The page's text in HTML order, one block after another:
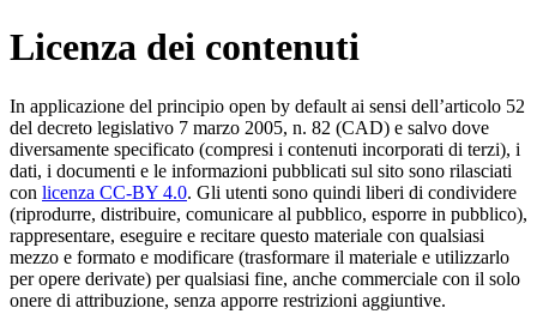
Licenza dei contenuti
In applicazione del principio open by default ai sensi dell’articolo 52
del decreto legislativo 7 marzo 2005, n. 82 (CAD) e salvo dove
diversamente specificato (compresi i contenuti incorporati di terzi), i
dati, i documenti e le informazioni pubblicati sul sito sono rilasciati
con licenza CC-BY 4.0. Gli utenti sono quindi liberi di condividere
(riprodurre, distribuire, comunicare al pubblico, esporre in pubblico),
rappresentare, eseguire e recitare questo materiale con qualsiasi
mezzo e formato e modificare (trasformare il materiale e utilizzarlo
per opere derivate) per qualsiasi fine, anche commerciale con il solo
onere di attribuzione, senza apporre restrizioni aggiuntive.